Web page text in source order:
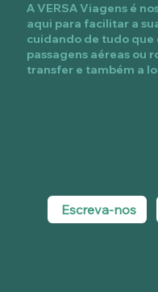
A VERSA Viagens é
aqui para facilitar a
cuidando de tudo que
passagens aéreas ou
transfer e também a
Escreva-nos